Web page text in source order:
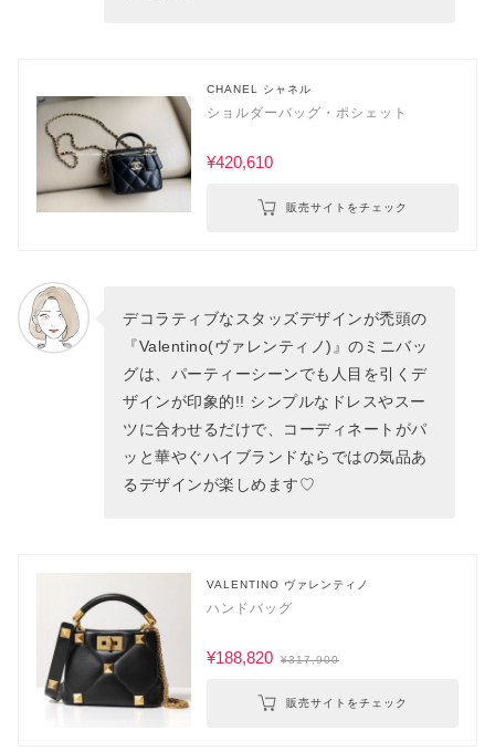
CHANEL シャネル
ショルダーバッグ・ポシェット
¥420,610
販売サイトをチェック
デコラティブなスタッズデザインが禿頭の
『Valentino(ヴァレンティノ)』のミニバッ
グは、パーティーシーンでも人目を引くデ
ザインが印象的!! シンプルなドレスやスー
ツに合わせるだけで、コーディネートがパ
ッと華やぐハイブランドならではの気品あ
るデザインが楽しめます♡
VALENTINO ヴァレンティノ
ハンドバッグ
¥188,820 ¥317,900
販売サイトをチェック